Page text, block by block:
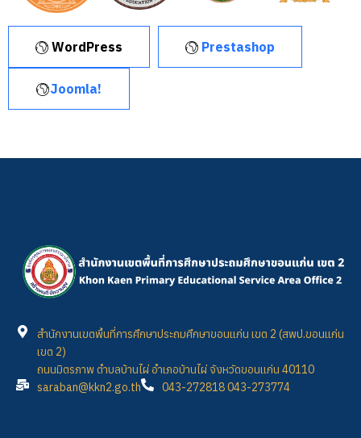
WordPress Prestashop
Joomla!
สำนักงานเขตพื้นที่การศึกษาประถมศึกษาขอนแก่น เขต 2 (สพป.ขอนแก่น
เขต 2)
ถนนมิตรภาพ ตำบลบ้านไผ่ อำเภอบ้านไผ่ จังหวัดขอนแก่น 40110
saraban@kkn2.go.th
043-272818 043-273774